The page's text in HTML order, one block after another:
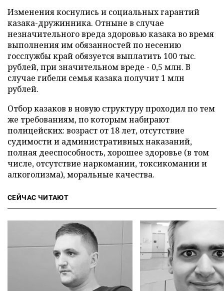
Изменения коснулись и социальных гарантий
казака-дружинника. Отныне в случае
незначительного вреда здоровью казака во время
выполнения им обязанностей по несению
госслужбы край обязуется выплатить 100 тыс.
рублей, при значительном вреде - 0,5 млн. В
случае гибели семья казака получит 1 млн
рублей.
Отбор казаков в новую структуру проходил по тем
же требованиям, по которым набирают
полицейских: возраст от 18 лет, отсутствие
судимости и административных наказаний,
полная дееспособность, хорошее здоровье (в том
числе, отсутствие наркомании, токсикомании и
алкоголизма), моральные качества.
СЕЙЧАС ЧИТАЮТ